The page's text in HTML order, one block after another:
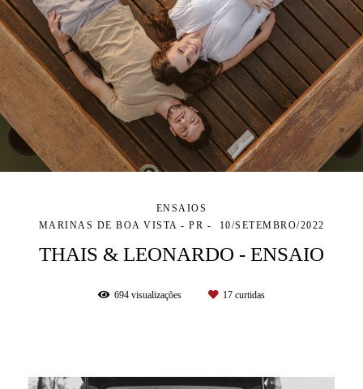
ENSAIOS
MARINAS DE BOA VISTA - PR
10/SETEMBRO/2022
THAIS & LEONARDO - ENSAIO
694 visualizações 17 curtidas